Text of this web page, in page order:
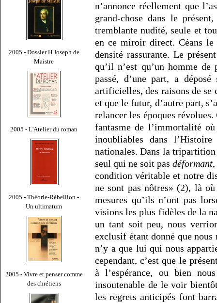
2005 - Dossier H Joseph de
Maistre
2005 - L'Atelier du roman
2005 - Théorie-Rébellion -
Un ultimatum
2005 - Vivre et penser comme
des chrétiens
n’annonce réellement que
grand-chose dans le
tremblante nudité, seule et
en ce miroir direct. Céans
densité rassurante. Le
qu’il n’est qu’un homme
passé, d’une part, a
artificielles, des raisons de se
et que le futur, d’autre part,
relancer les époques
fantasme de l’immortalité
inoubliables dans
nationales. Dans la
seul qui ne soit pasdéformant
condition véritable et notre
ne sont pas nôtres» (2), là
mesures qu’ils n’ont pas
visions les plus fidèles de la
un tant soit peu, nous
exclusif étant donné que
n’y a que lui qui nous
cependant, c’est que le
à l’espérance, ou bien
insoutenable de le voir
les regrets anticipés font